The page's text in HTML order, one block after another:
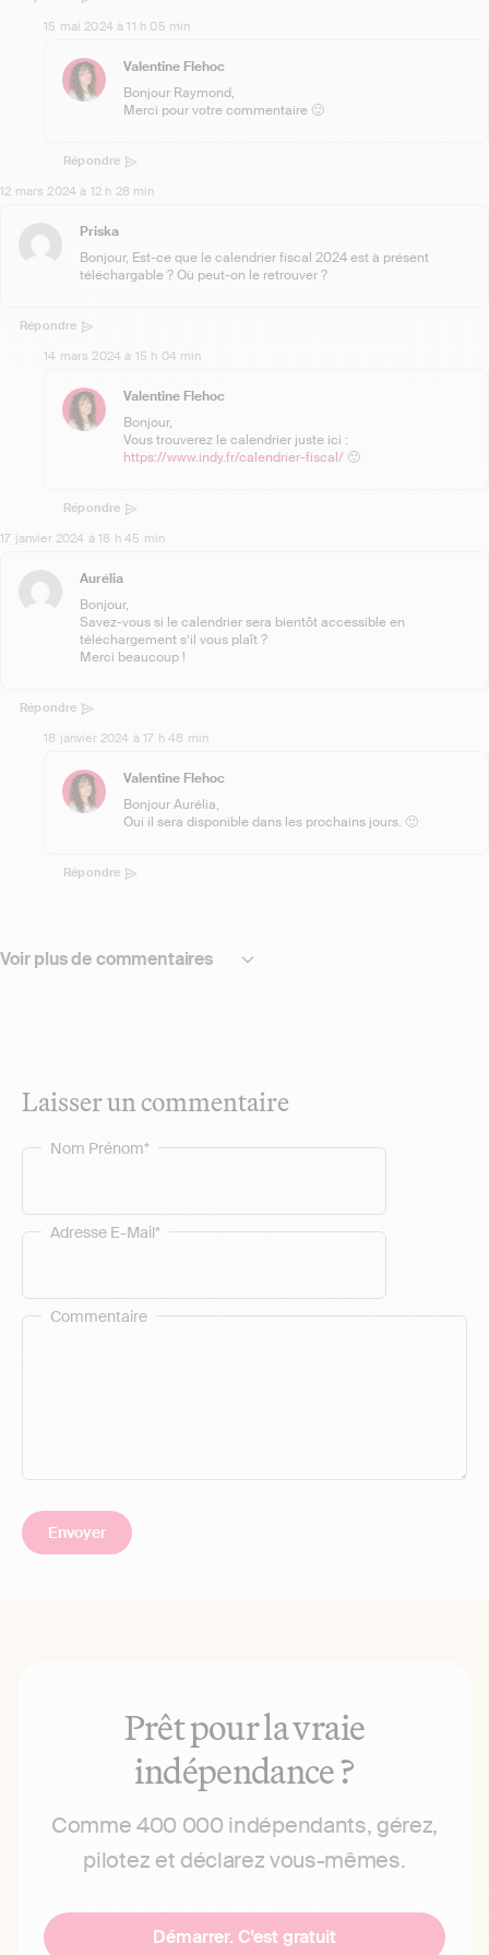
15 mai 2024 à 11 h 05 min
Valentine Flehoc
Bonjour Raymond,
Merci pour votre commentaire 🙂
Répondre
12 mars 2024 à 12 h 28 min
Priska
Bonjour, Est-ce que le calendrier fiscal 2024 est à présent
téléchargable ? Où peut-on le retrouver ?
Répondre
14 mars 2024 à 15 h 04 min
Valentine Flehoc
Bonjour,
Vous trouverez le calendrier juste ici :
https://www.indy.fr/calendrier-fiscal/ 🙂
Répondre
17 janvier 2024 à 18 h 45 min
Aurélia
Bonjour,
Savez-vous si le calendrier sera bientôt accessible en
téléchargement s’il vous plaît ?
Merci beaucoup !
Répondre
18 janvier 2024 à 17 h 48 min
Valentine Flehoc
Bonjour Aurélia,
Oui il sera disponible dans les prochains jours. 🙂
Répondre
Voir plus de commentaires
Laisser un commentaire
Commentaire
Nom Prénom*
Adresse E-Mail*
Prêt pour la vraie
indépendance ?
Comme 400 000 indépendants, gérez,
pilotez et déclarez vous-mêmes.
Démarrer. C'est gratuit